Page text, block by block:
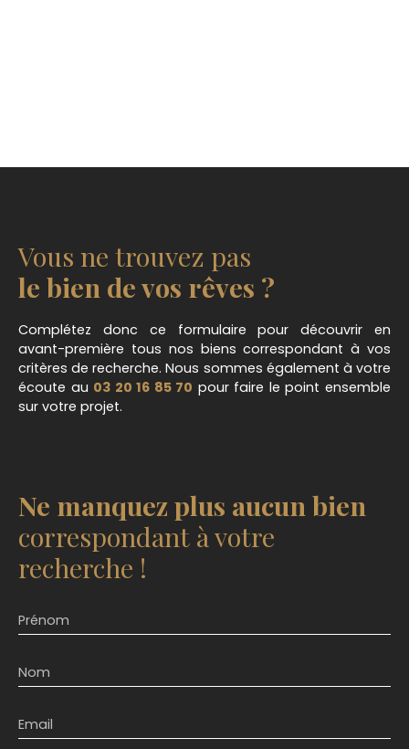
Vous ne trouvez pas
le bien de vos rêves ?
Complétez donc ce formulaire pour découvrir en
avant-première tous nos biens correspondant à vos
critères de recherche. Nous sommes également à votre
écoute au 03 20 16 85 70 pour faire le point ensemble
sur votre projet.
Ne manquez plus aucun bien
correspondant à votre
recherche !
Prénom
Nom
Email